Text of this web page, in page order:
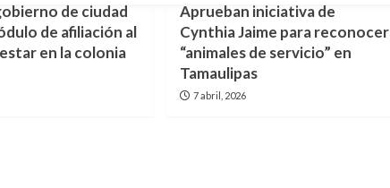
de ciudad
de afiliación al
en la colonia
Aprueban iniciativa de
Cynthia Jaime para reconocer
“animales de servicio” en
Tamaulipas
7 abril, 2026